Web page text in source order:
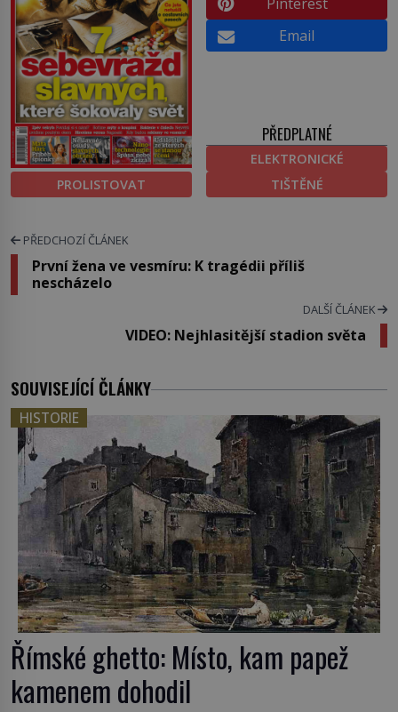
PROLISTOVAT
Email
PŘEDPLATNÉ
ELEKTRONICKÉ
TIŠTĚNÉ
PŘEDCHOZÍ ČLÁNEK
První žena ve vesmíru: K tragédii příliš
nescházelo
DALŠÍ ČLÁNEK
VIDEO: Nejhlasitější stadion světa
SOUVISEJÍCÍ ČLÁNKY
HISTORIE
Římské ghetto: Místo, kam papež
kamenem dohodil